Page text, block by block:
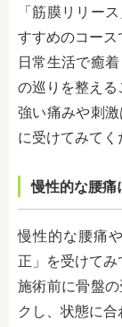
「筋膜リリー
すすめのコース
日常生活で癒
の巡りを整える
強い痛みや刺
に受けてみてく
慢性的な腰痛
慢性的な腰痛
正」を受けてみ
施術前に骨盤
クし、状態に合